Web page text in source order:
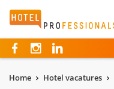
Hotelprofessionals
Home Hotel vacatures